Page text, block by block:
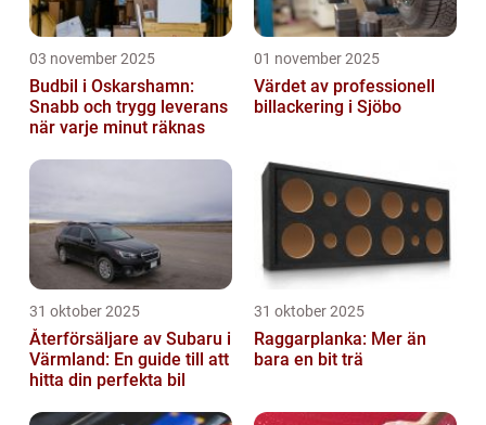
03 november 2025
Budbil i Oskarshamn:
Snabb och trygg leverans
när varje minut räknas
01 november 2025
Värdet av professionell
billackering i Sjöbo
31 oktober 2025
Återförsäljare av Subaru i
Värmland: En guide till att
hitta din perfekta bil
31 oktober 2025
Raggarplanka: Mer än
bara en bit trä